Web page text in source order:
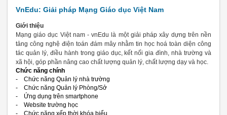
VnEdu: Giải pháp Mạng Giáo dục Việt Nam
Giới thiệu
Mạng giáo dục Việt nam - vnEdu là một giải pháp xây dựng trên nền
tảng công nghệ điện toán đám mây nhằm tin học hoá toàn diện công
tác quản lý, điều hành trong giáo dục, kết nối gia đình, nhà trường và
xã hội, góp phần nâng cao chất lượng quản lý, chất lượng dạy và học.
Chức năng chính
- Chức năng Quản lý nhà trường
- Chức năng Quản lý Phòng/Sở
- Ứng dụng trên smartphone
- Website trường học
- Chức năng xếp thời khóa biểu